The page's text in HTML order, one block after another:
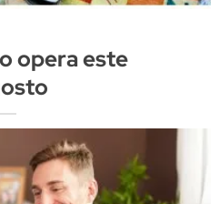
opera este